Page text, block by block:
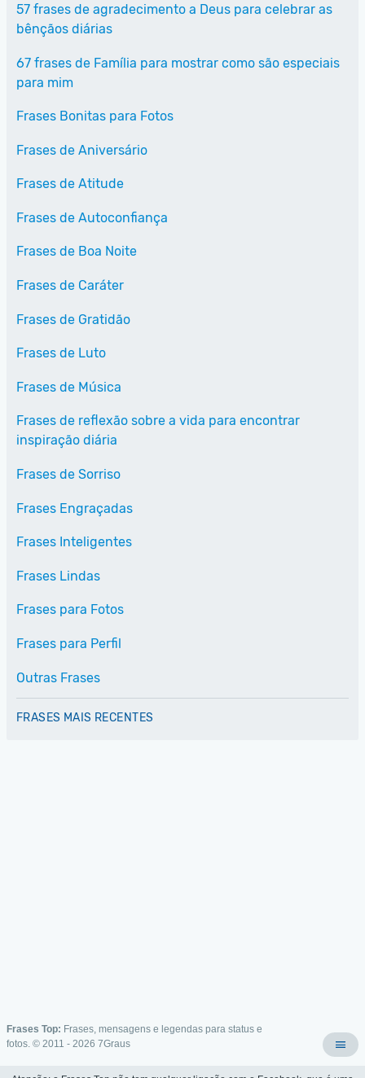
57 frases de agradecimento a Deus para celebrar as
bênçãos diárias
67 frases de Família para mostrar como são especiais
para mim
Frases Bonitas para Fotos
Frases de Aniversário
Frases de Atitude
Frases de Autoconfiança
Frases de Boa Noite
Frases de Caráter
Frases de Gratidão
Frases de Luto
Frases de Música
Frases de reflexão sobre a vida para encontrar
inspiração diária
Frases de Sorriso
Frases Engraçadas
Frases Inteligentes
Frases Lindas
Frases para Fotos
Frases para Perfil
Outras Frases
FRASES MAIS RECENTES
Frases Top: Frases, mensagens e legendas para status e
fotos. © 2011 - 2026 7Graus